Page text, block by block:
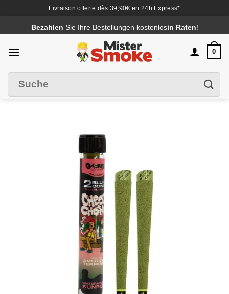
Livraison offerte dès 39,90€ en 24h Express*
au
contenu
Bezahlen Sie Ihre Bestellungen kostenlosin Raten!
0
nach